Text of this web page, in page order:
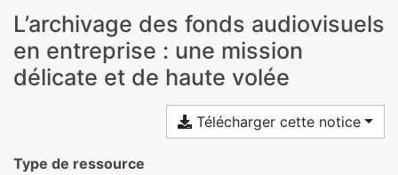
L’archivage des fonds audiovisuels
en entreprise : une mission
délicate et de haute volée
Télécharger cette notice
Type de ressource